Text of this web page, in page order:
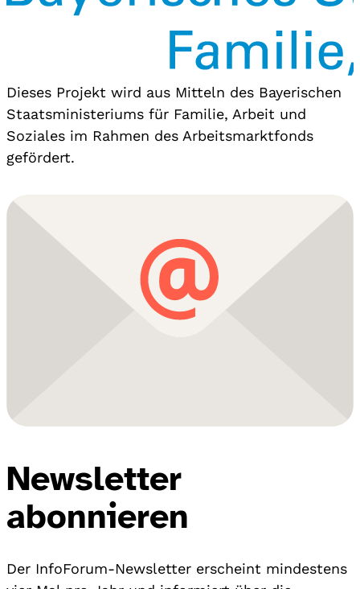
Dieses Projekt wird aus Mitteln des Bayerischen
Staatsministeriums für Familie, Arbeit und
Soziales im Rahmen des Arbeitsmarktfonds
gefördert.
Newsletter
abonnieren
Der InfoForum-Newsletter erscheint mindestens